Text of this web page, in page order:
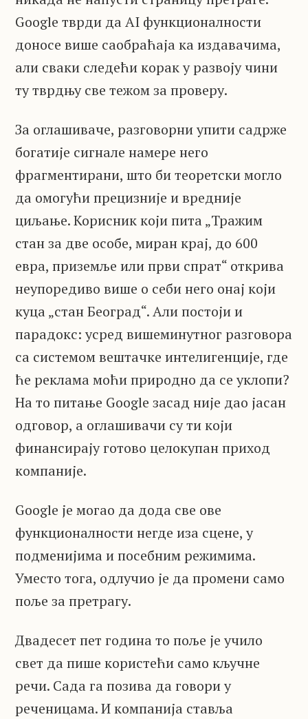
Google тврди да AI функционалности
доносе више саобраћаја ка издавачима,
али сваки следећи корак у развоју чини
ту тврдњу све тежом за проверу.
За оглашиваче, разговорни упити садрже
богатије сигнале намере него
фрагментирани, што би теоретски могло
да омогући прецизније и вредније
циљање. Корисник који пита „Тражим
стан за две особе, миран крај, до 600
евра, приземље или први спрат“ открива
неупоредиво више о себи него онај који
куца „стан Београд“. Али постоји и
парадокс: усред вишеминутног разговора
са системом вештачке интелигенције, где
ће реклама моћи природно да се уклопи?
На то питање Google засад није дао јасан
одговор, а оглашивачи су ти који
финансирају готово целокупан приход
компаније.
Google је могао да дода све ове
функционалности негде иза сцене, у
подменијима и посебним режимима.
Уместо тога, одлучио је да промени само
поље за претрагу.
Двадесет пет година то поље је учило
свет да пише користећи само кључне
речи. Сада га позива да говори у
реченицама. И компанија ставља